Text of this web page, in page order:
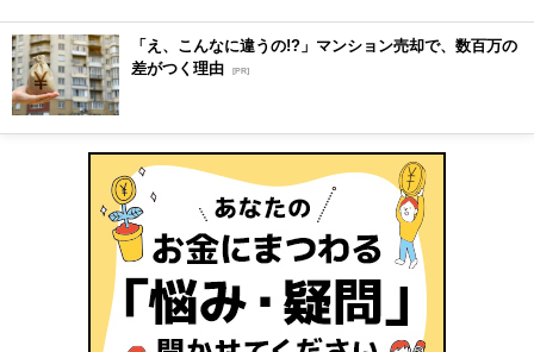
「え、こんなに違うの!?」マンション売却で、数百万の
差がつく理由 [PR]